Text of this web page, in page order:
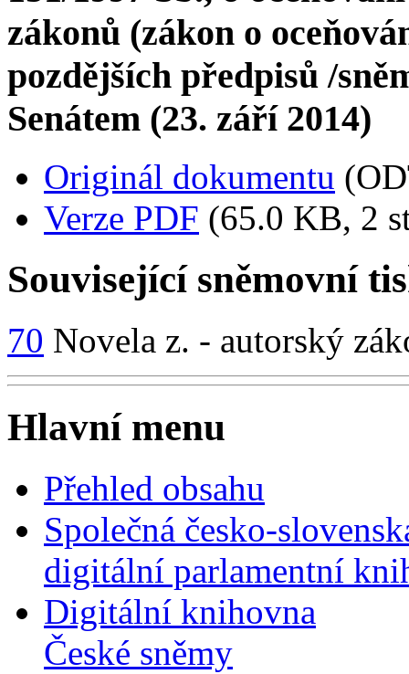
zákonů (zákon o
pozdějších předpisů /
Senátem (23. září 2014)
Originál dokumentu
Verze PDF (65.0 KB, 2
Související sněmovní
70 Novela z. - autorský
Hlavní menu
Přehled obsahu
Společná česko-
digitální parlamentní
Digitální knihovna
České sněmy